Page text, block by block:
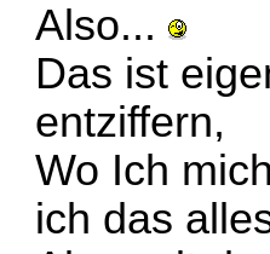
Also...
Das ist
entziffern,
Wo Ich
ich das